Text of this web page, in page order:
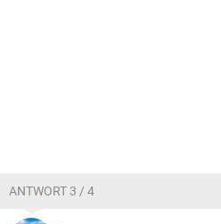
ANTWORT 3 / 4